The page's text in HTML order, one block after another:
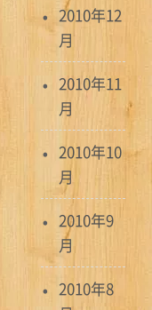
2010年12
月
2010年11
月
2010年10
月
2010年9
月
2010年8